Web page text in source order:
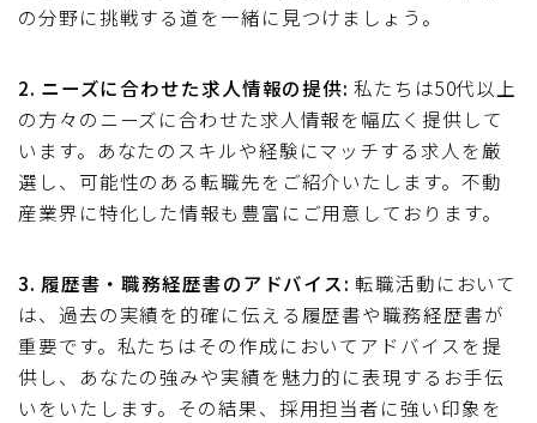
の分野に挑戦する道を一緒に見つけましょう。
2. ニーズに合わせた求人情報の提供: 私たちは50代以上
の方々のニーズに合わせた求人情報を幅広く提供して
います。あなたのスキルや経験にマッチする求人を厳
選し、可能性のある転職先をご紹介いたします。不動
産業界に特化した情報も豊富にご用意しております。
3. 履歴書・職務経歴書のアドバイス: 転職活動において
は、過去の実績を的確に伝える履歴書や職務経歴書が
重要です。私たちはその作成においてアドバイスを提
供し、あなたの強みや実績を魅力的に表現するお手伝
いをいたします。その結果、採用担当者に強い印象を